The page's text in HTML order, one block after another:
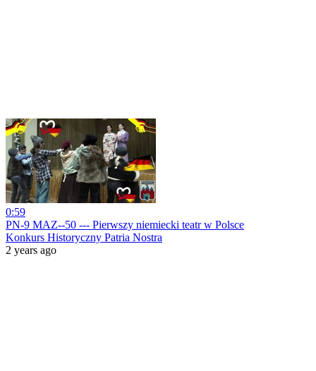
0:59
PN-9 MAZ--50 --- Pierwszy niemiecki teatr w Polsce
Konkurs Historyczny Patria Nostra
2 years ago